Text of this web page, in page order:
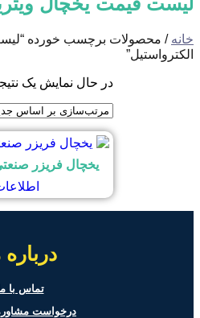
خانه / محصولات برچسب خورده
الکترواستیل”
در حال نمایش یک
یخچال فریزر
درباره
تماس با
درخواست